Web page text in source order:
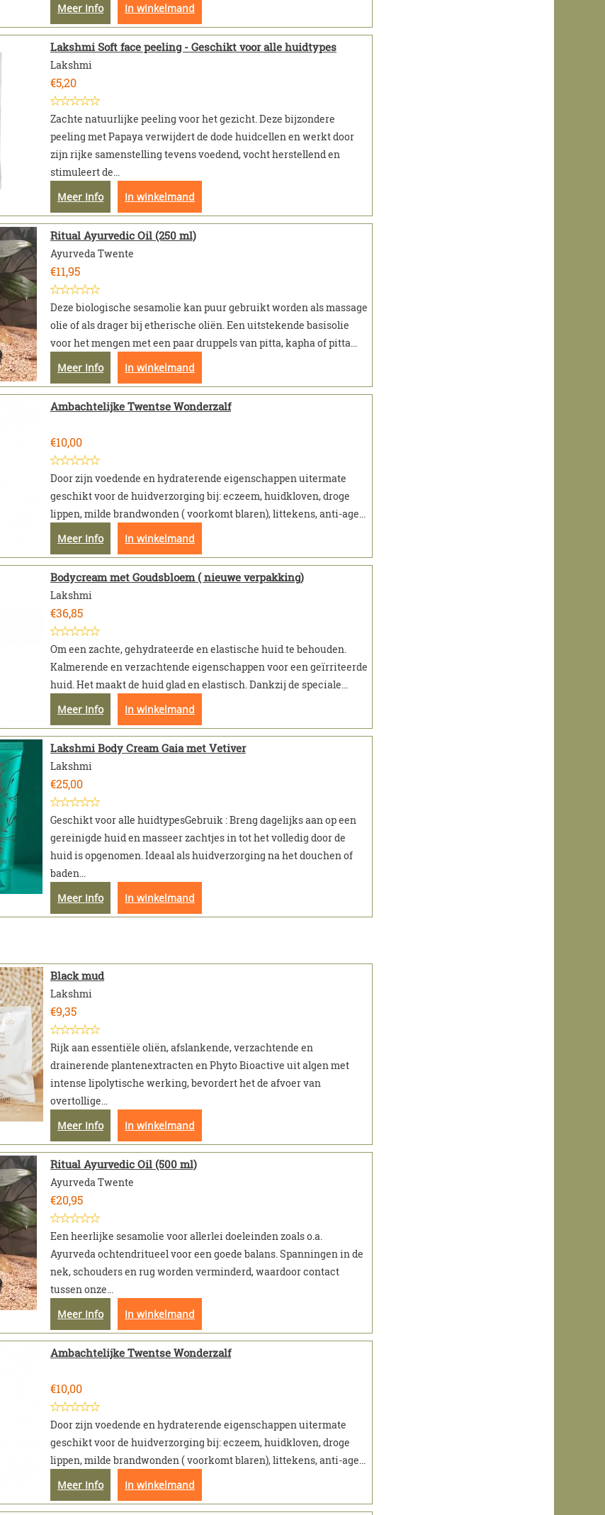
Meer Info
In winkelmand
Lakshmi Soft face peeling - Geschikt voor alle huidtypes
Lakshmi
€5,20
Zachte natuurlijke peeling voor het gezicht. Deze bijzondere
peeling met Papaya verwijdert de dode huidcellen en werkt door
zijn rijke samenstelling tevens voedend, vocht herstellend en
stimuleert de...
Meer Info
In winkelmand
Ritual Ayurvedic Oil (250 ml)
Ayurveda Twente
€11,95
Deze biologische sesamolie kan puur gebruikt worden als massage
olie of als drager bij etherische oliën. Een uitstekende basisolie
voor het mengen met een paar druppels van pitta, kapha of pitta...
Meer Info
In winkelmand
Ambachtelijke Twentse Wonderzalf
€10,00
Door zijn voedende en hydraterende eigenschappen uitermate
geschikt voor de huidverzorging bij: eczeem, huidkloven, droge
lippen, milde brandwonden ( voorkomt blaren), littekens, anti-age...
Meer Info
In winkelmand
Bodycream met Goudsbloem ( nieuwe verpakking)
Lakshmi
€36,85
Om een zachte, gehydrateerde en elastische huid te behouden.
Kalmerende en verzachtende eigenschappen voor een geïrriteerde
huid. Het maakt de huid glad en elastisch. Dankzij de speciale...
Meer Info
In winkelmand
Lakshmi Body Cream Gaia met Vetiver
Lakshmi
€25,00
Geschikt voor alle huidtypesGebruik : Breng dagelijks aan op een
gereinigde huid en masseer zachtjes in tot het volledig door de
huid is opgenomen. Ideaal als huidverzorging na het douchen of
baden...
Meer Info
In winkelmand
Black mud
Lakshmi
€9,35
Rijk aan essentiële oliën, afslankende, verzachtende en
drainerende plantenextracten en Phyto Bioactive uit algen met
intense lipolytische werking, bevordert het de afvoer van
overtollige...
Meer Info
In winkelmand
Ritual Ayurvedic Oil (500 ml)
Ayurveda Twente
€20,95
Een heerlijke sesamolie voor allerlei doeleinden zoals o.a.
Ayurveda ochtendritueel voor een goede balans. Spanningen in de
nek, schouders en rug worden verminderd, waardoor contact
tussen onze...
Meer Info
In winkelmand
Ambachtelijke Twentse Wonderzalf
€10,00
Door zijn voedende en hydraterende eigenschappen uitermate
geschikt voor de huidverzorging bij: eczeem, huidkloven, droge
lippen, milde brandwonden ( voorkomt blaren), littekens, anti-age...
Meer Info
In winkelmand